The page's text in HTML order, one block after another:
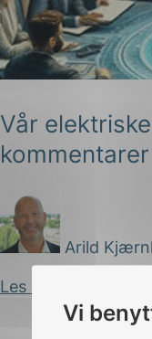
Vi
Vår
kommentarer
Arild
Les innlegg